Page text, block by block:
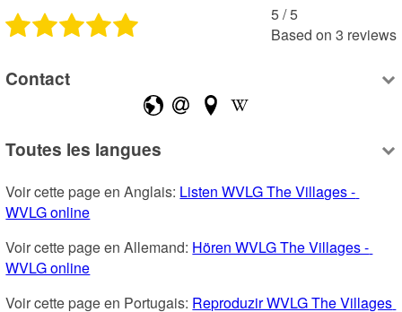
5 /5
Based on 3 reviews
Contact
Toutes les langues
Voir cette page en Anglais: Listen WVLG The Villages -
WVLG online
Voir cette page en Allemand: Hören WVLG The Villages -
WVLG online
Voir cette page en Portugais: Reproduzir WVLG The Villages